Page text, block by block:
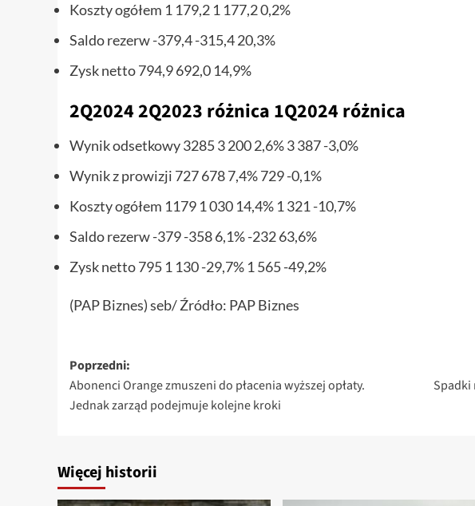
Koszty ogółem 1 179,2 1 177,2 0,2%
Saldo rezerw -379,4 -315,4 20,3%
Zysk netto 794,9 692,0 14,9%
2Q2024 2Q2023 różnica 1Q2024 różnica
Wynik odsetkowy 3285 3 200 2,6% 3 387 -3,0%
Wynik z prowizji 727 678 7,4% 729 -0,1%
Koszty ogółem 1179 1 030 14,4% 1 321 -10,7%
Saldo rezerw -379 -358 6,1% -232 63,6%
Zysk netto 795 1 130 -29,7% 1 565 -49,2%
(PAP Biznes) seb/ Źródło: PAP Biznes
Zobacz
wpisy
Poprzedni:
Abonenci Orange zmuszeni do płacenia wyższej opłaty.
Jednak zarząd podejmuje kolejne kroki
Spadki
Więcej historii